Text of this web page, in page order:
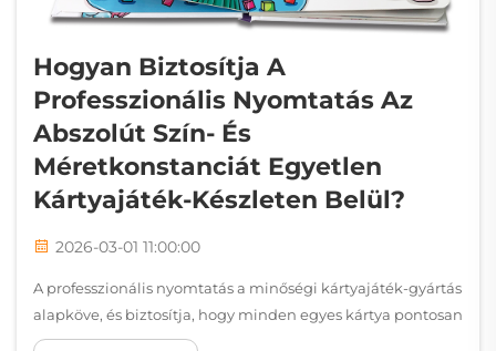
Hogyan Biztosítja A
Professzionális Nyomtatás Az
Abszolút Szín- És
Méretkonstanciát Egyetlen
Kártyajáték-Készleten Belül?
2026-03-01 11:00:00
A professzionális nyomtatás a minőségi kártyajáték-gyártás
alapköve, és biztosítja, hogy minden egyes kártya pontosan
megfeleljen a színhibamentesség, a méretbeli pontosság